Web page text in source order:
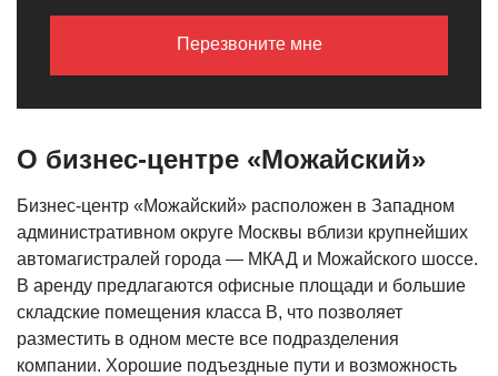
Перезвоните мне
О бизнес-центре «Можайский»
Бизнес-центр «Можайский» расположен в Западном
административном округе Москвы вблизи крупнейших
автомагистралей города — МКАД и Можайского шоссе.
В аренду предлагаются офисные площади и большие
складские помещения класса B, что позволяет
разместить в одном месте все подразделения
компании. Хорошие подъездные пути и возможность